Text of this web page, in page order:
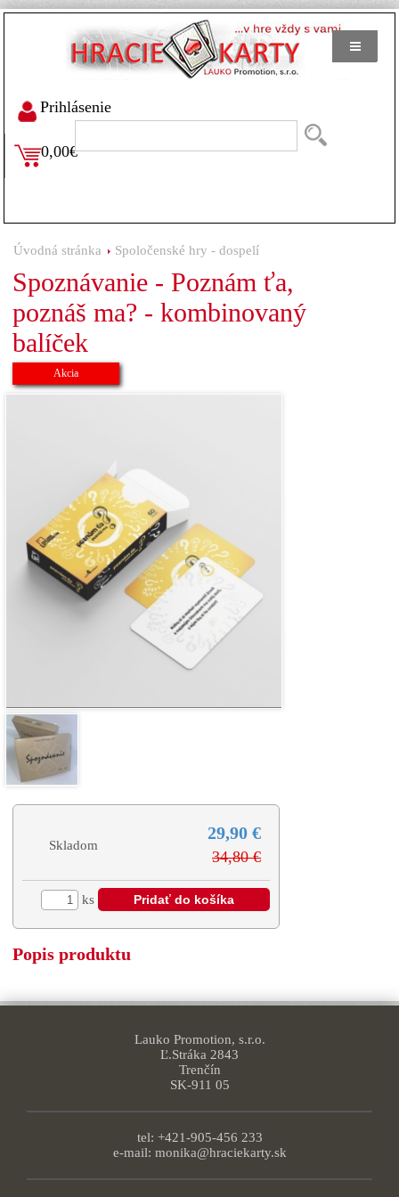
Prihlásenie
0,00€
Úvodná stránka Spoločenské hry - dospelí
Spoznávanie - Poznám ťa,
poznáš ma? - kombinovaný
balíček
Akcia
Skladom
29,90 €
34,80 €
ks
Popis produktu
Lauko Promotion, s.r.o.
Ľ.Stráka 2843
Trenčín
SK-911 05
tel: +421-905-456 233
e-mail: monika@hraciekarty.sk